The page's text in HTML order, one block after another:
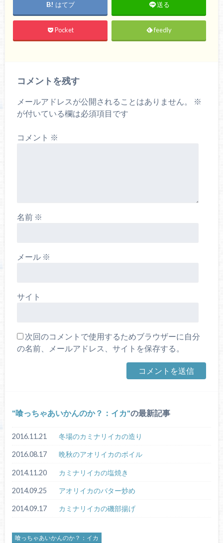
はてブ 送る
Pocket feedly
コメントを残す
メールアドレスが公開されることはありません。
※
が付いている欄は必須項目です
コメント ※
名前 ※
メール ※
サイト
次回のコメントで使用するためブラウザーに自分
の名前、メールアドレス、サイトを保存する。
喰っちゃあいかんのか？：イカ の最新記事
2016.11.21 冬場のカミナリイカの造り
2016.08.17 晩秋のアオリイカのボイル
2014.11.20 カミナリイカの塩焼き
2014.09.25 アオリイカのバター炒め
2014.09.17 カミナリイカの磯部揚げ
喰っちゃあいかんのか？：イカ